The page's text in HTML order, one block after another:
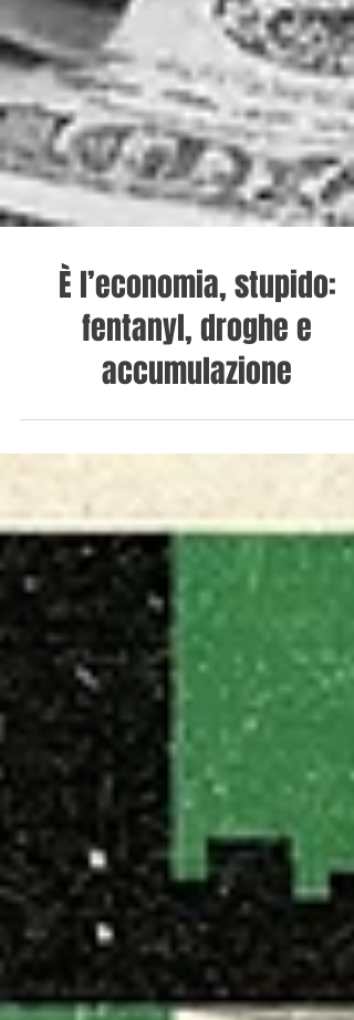
È l’economia, stupido:
fentanyl, droghe e
accumulazione